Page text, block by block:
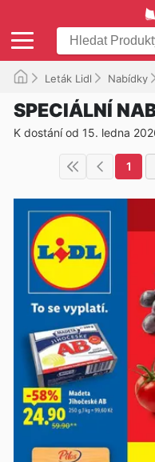
Leták Lidl Nabídky
SPECIÁLNÍ
K dostání od 15. ledna
1